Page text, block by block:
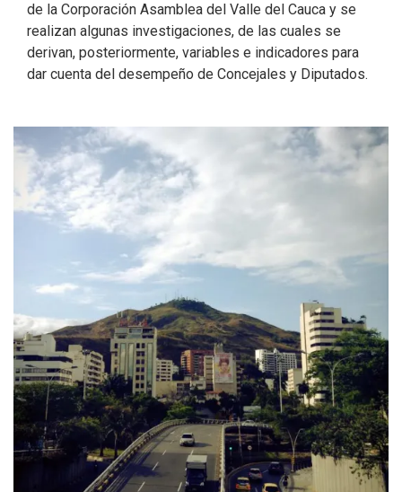
de la Corporación Asamblea del Valle del Cauca y se
realizan algunas investigaciones, de las cuales se
derivan, posteriormente, variables e indicadores para
dar cuenta del desempeño de Concejales y Diputados.